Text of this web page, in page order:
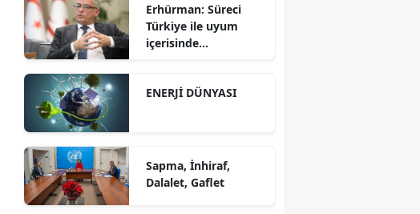
Erhürman: Süreci
Türkiye ile uyum
içerisinde
ENERJİ DÜNYASI
Sapma, İnhiraf,
Dalalet, Gaflet